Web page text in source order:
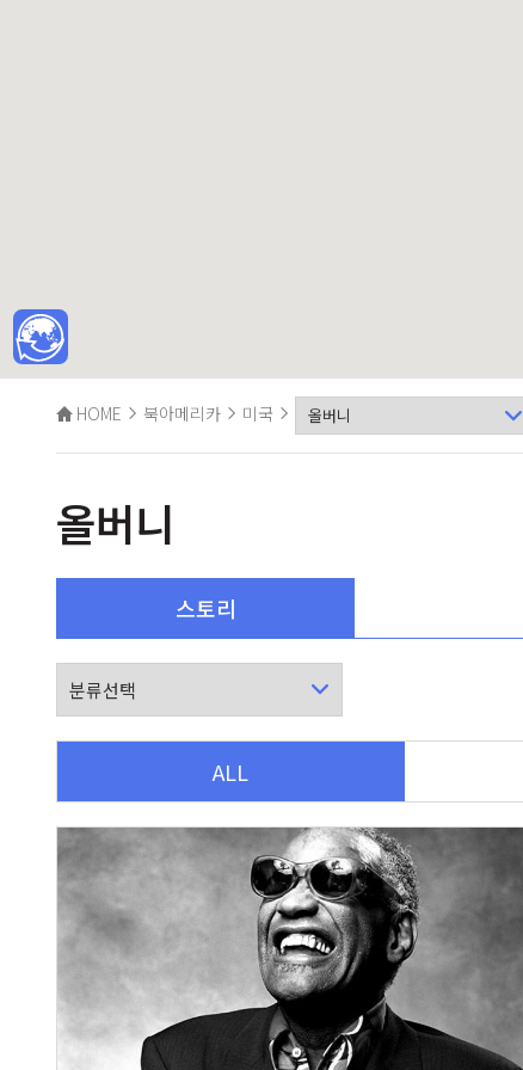
HOME 북아메리카 미국
올버니
스토리
ALL